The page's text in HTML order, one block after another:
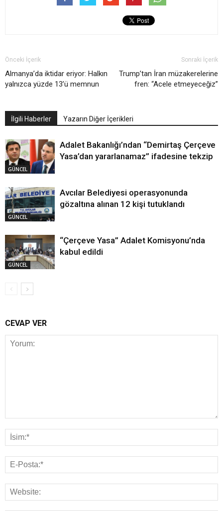
Önceki İçerik
Almanya’da iktidar eriyor: Halkın
yalnızca yüzde 13’ü memnun
Sonraki İçerik
Trump’tan İran müzakerelerine
fren: “Acele etmeyeceğiz”
İlgili Haberler Yazarın Diğer İçerikleri
GÜNCEL
Adalet Bakanlığı’ndan “Demirtaş Çerçeve
Yasa’dan yararlanamaz” ifadesine tekzip
GÜNCEL
Avcılar Belediyesi operasyonunda
gözaltına alınan 12 kişi tutuklandı
GÜNCEL
“Çerçeve Yasa” Adalet Komisyonu’nda
kabul edildi
CEVAP VER